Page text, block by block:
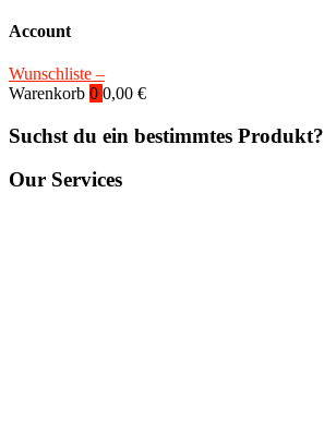
Account
Wunschliste –
Warenkorb 0 0,00 €
Suchst du ein bestimmtes Produkt?
Our Services